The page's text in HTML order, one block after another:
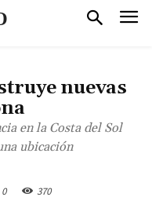
nuevas
en la Costa del Sol
ubicación
0 370